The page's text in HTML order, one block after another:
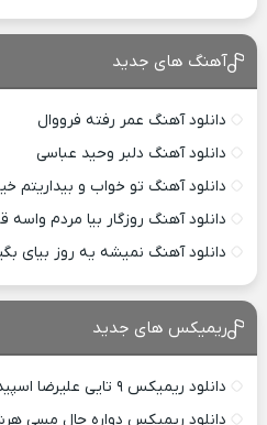
آهنگ های جدید
دانلود آهنگ عمر رفته فرووال
دانلود آهنگ دلبر وحید عباسی
دانلود آهنگ تو خواب و بیداریتم
دانلود آهنگ روزگار بیا مردم
دانلود آهنگ نمیشه یه روز بیای
ریمیکس های جدید
دانلود ریمیکس ۹ تایی علیرضا اسپید
دانلود ریمیکس دواره حال مسی